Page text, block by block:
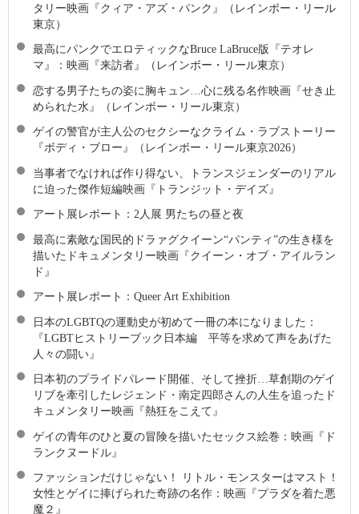
タリー映画『クィア・アズ・パンク』（レインボー・リール
東京）
最高にパンクでエロティックなBruce LaBruce版『テオレ
マ』：映画『来訪者』（レインボー・リール東京）
恋する男子たちの姿に胸キュン…心に残る名作映画『せき止
められた水』（レインボー・リール東京）
ゲイの警官が主人公のセクシーなクライム・ラブストーリー
『ボディ・ブロー』（レインボー・リール東京2026）
当事者でなければ作り得ない、トランスジェンダーのリアル
に迫った傑作短編映画『トランジット・デイズ』
アート展レポート：2人展 男たちの昼と夜
最高に素敵な国⺠的ドラァグクイーン“パンティ”の生き様を
描いたドキュメンタリー映画『クイーン・オブ・アイルラン
ド』
アート展レポート：Queer Art Exhibition
日本のLGBTQの運動史が初めて一冊の本になりました：
『LGBTヒストリーブック日本編 平等を求めて声をあげた
人々の闘い』
日本初のプライドパレード開催、そして挫折…草創期のゲイ
リブを牽引したレジェンド・南定四郎さんの人生を追ったド
キュメンタリー映画『熱狂をこえて』
ゲイの青年のひと夏の冒険を描いたセックス絵巻：映画『ド
ランクヌードル』
ファッションだけじゃない！ リトル・モンスターはマスト！
女性とゲイに捧げられた奇跡の名作：映画『プラダを着た悪
魔２』